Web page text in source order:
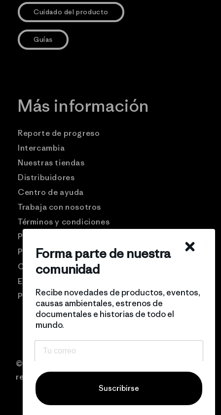
Filtrar y ordenar
Cuidado del producto
Guías
Más información
Reporte de progreso
Intercambia
Nuestras tiendas
Distribuidores
Centro de ayuda
Trabaja con nosotros
Términos y condiciones
Patagonia USA
Preguntas frecuentes
Comunidad Pro
Eventos
Politicas de privacidad
© 2026 Patagonia Chile Todos los derechos
reservados
Forma parte de nuestra
comunidad
Recibe novedades de productos, eventos,
causas ambientales, estrenos de
documentales e historias de todo el
mundo.
Suscribirse